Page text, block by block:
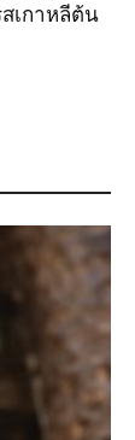
เกาหลีต้น